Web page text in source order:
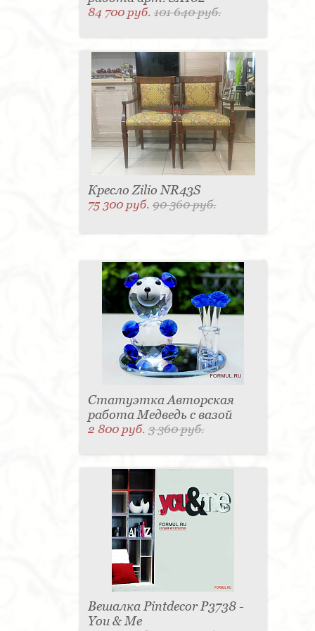
84 700 руб.101 640 руб.
Кресло Zilio NR43S
75 300 руб.90 360 руб.
Статуэтка Авторская
работа Медведь с вазой
2 800 руб.3 360 руб.
Вешалка Pintdecor P3738 -
You & Me